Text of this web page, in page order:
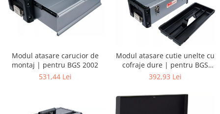
Modul atasare carucior de
montaj | pentru BGS 2002
531,44 Lei
Modul atasare cutie unelte cu
cofraje dure | pentru BGS
2002
392,93 Lei